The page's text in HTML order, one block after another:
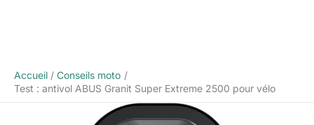
Accueil
Conseils moto
Test : antivol ABUS Granit Super Extreme 2500 pour vélo